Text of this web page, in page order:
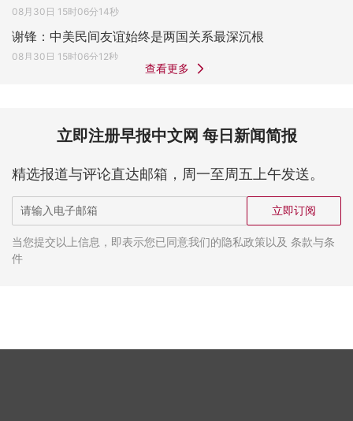
08月30日 15时06分14秒
谢锋：中美民间友谊始终是两国关系最深沉根
08月30日 15时06分12秒
查看更多
立即注册早报中文网 每日新闻简报
精选报道与评论直达邮箱，周一至周五上午发送。
立即订阅
当您提交以上信息，即表示您已同意我们的隐私政策以及 条款与条
件